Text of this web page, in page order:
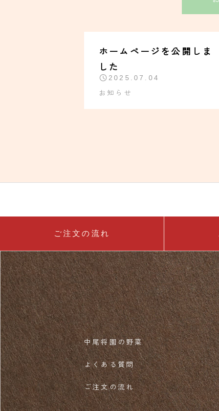
ホームページを公開しま
した
2025.07.04
お知らせ
ご注文の流れ
中尾将園の野菜
よくある質問
ご注文の流れ